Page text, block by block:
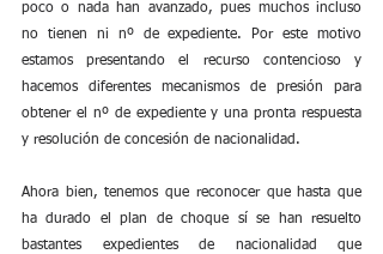
poco o nada han avanzado, pues muchos incluso
no tienen ni nº de expediente. Por este motivo
estamos presentando el recurso contencioso y
hacemos diferentes mecanismos de presión para
obtener el nº de expediente y una pronta respuesta
y resolución de concesión de nacionalidad.
Ahora bien, tenemos que reconocer que hasta que
ha durado el plan de choque sí se han resuelto
bastantes expedientes de nacionalidad que